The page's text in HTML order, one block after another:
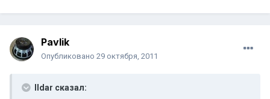
Pavlik
Опубликовано 29 октября, 2011
Ildar сказал: